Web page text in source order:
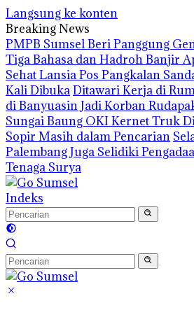
Langsung ke konten
Breaking News
PMPB Sumsel Beri Panggung
Tiga Bahasa dan Hadroh Banjir
Sehat Lansia Pos Pangkalan
Kali DibukaDitawari Kerja di
di Banyuasin Jadi Korban
Sungai Baung OKI Kernet Truk
Sopir Masih dalam Pencarian
Palembang Juga Selidiki
Tenaga Surya
Indeks